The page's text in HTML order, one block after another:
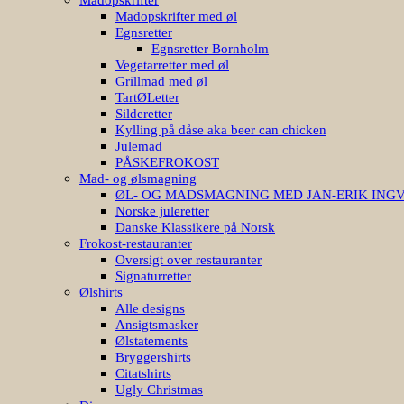
Madopskrifter med øl
Egnsretter
Egnsretter Bornholm
Vegetarretter med øl
Grillmad med øl
TartØLetter
Silderetter
Kylling på dåse aka beer can chicken
Julemad
PÅSKEFROKOST
Mad- og ølsmagning
ØL- OG MADSMAGNING MED JAN-ERIK
Norske juleretter
Danske Klassikere på Norsk
Frokost-restauranter
Oversigt over restauranter
Signaturretter
Ølshirts
Alle designs
Ansigtsmasker
Ølstatements
Bryggershirts
Citatshirts
Ugly Christmas